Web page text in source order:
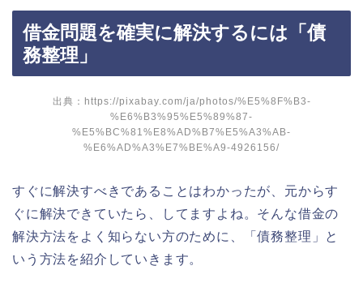
借金問題を確実に解決するには「債
務整理」
出典：https://pixabay.com/ja/photos/%E5%8F%B3-
%E6%B3%95%E5%89%87-
%E5%BC%81%E8%AD%B7%E5%A3%AB-
%E6%AD%A3%E7%BE%A9-4926156/
すぐに解決すべきであることはわかったが、元からす
ぐに解決できていたら、してますよね。そんな借金の
解決方法をよく知らない方のために、「債務整理」と
いう方法を紹介していきます。